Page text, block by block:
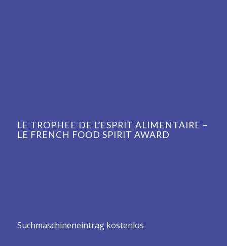
LE TROPHEE DE L’ESPRIT ALIMENTAIRE –
LE FRENCH FOOD SPIRIT AWARD
Suchmaschineneintrag kostenlos